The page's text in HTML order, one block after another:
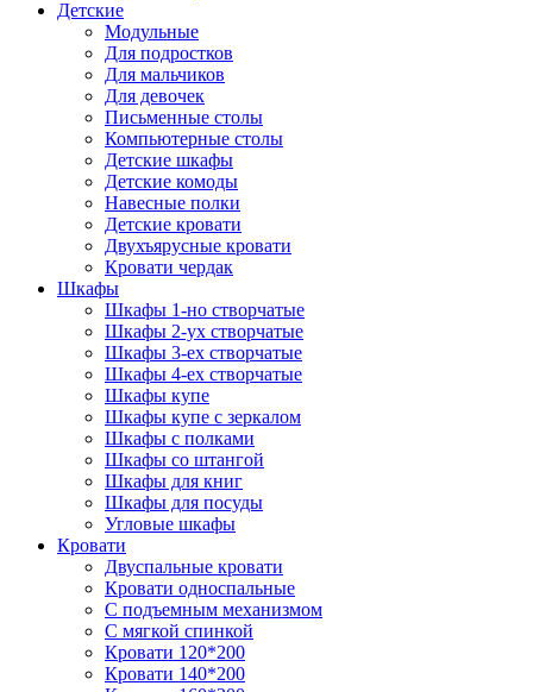
Детские
Модульные
Для подростков
Для мальчиков
Для девочек
Письменные столы
Компьютерные столы
Детские шкафы
Детские комоды
Навесные полки
Детские кровати
Двухъярусные кровати
Кровати чердак
Шкафы
Шкафы 1-но створчатые
Шкафы 2-ух створчатые
Шкафы 3-ех створчатые
Шкафы 4-ех створчатые
Шкафы купе
Шкафы купе с зеркалом
Шкафы с полками
Шкафы со штангой
Шкафы для книг
Шкафы для посуды
Угловые шкафы
Кровати
Двуспальные кровати
Кровати односпальные
С подъемным механизмом
С мягкой спинкой
Кровати 120*200
Кровати 140*200